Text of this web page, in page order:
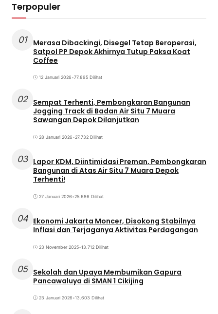
Terpopuler
01
Merasa Dibackingi, Disegel Tetap Beroperasi,
Satpol PP Depok Akhirnya Tutup Paksa Koat
Coffee
12 Januari 2026•77.895 Dilihat
02 Sempat Terhenti, Pembongkaran Bangunan
Jogging Track di Badan Air Situ 7 Muara
Sawangan Depok Dilanjutkan
28 Januari 2026•27.732 Dilihat
03 Lapor KDM, Diintimidasi Preman, Pembongkaran
Bangunan di Atas Air Situ 7 Muara Depok
Terhenti!
27 Januari 2026•25.686 Dilihat
04 Ekonomi Jakarta Moncer, Disokong Stabilnya
Inflasi dan Terjaganya Aktivitas Perdagangan
23 November 2025•13.712 Dilihat
05 Sekolah dan Upaya Membumikan Gapura
Pancawaluya di SMAN 1 Cikijing
23 Januari 2026•13.603 Dilihat